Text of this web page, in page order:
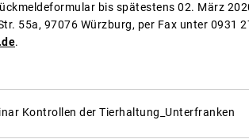
bis spätestens 02. März
55a, 97076 Würzburg, per Fax unter 0931
.
Kontrollen der Tierhaltung_Unterfranken